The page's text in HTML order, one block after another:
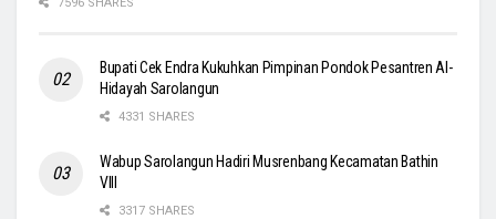
Bupati Cek Endra Kukuhkan Pimpinan Pondok Pesantren Al-
Hidayah Sarolangun
4331 SHARES
Wabup Sarolangun Hadiri Musrenbang Kecamatan Bathin
VIII
3317 SHARES